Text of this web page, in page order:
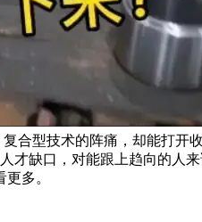
合型技术的阵痛，却能打开
缺口，对能跟上趋向的人
多。